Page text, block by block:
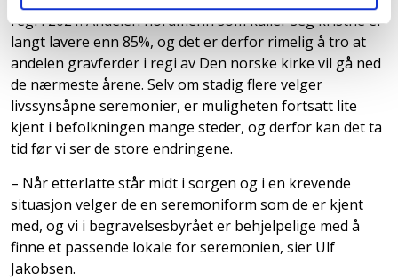
regi i 2021. Andelen nordmenn som kaller seg kristne er
langt lavere enn 85%, og det er derfor rimelig å tro at
andelen gravferder i regi av Den norske kirke vil gå ned
de nærmeste årene. Selv om stadig flere velger
livssynsåpne seremonier, er muligheten fortsatt lite
kjent i befolkningen mange steder, og derfor kan det ta
tid før vi ser de store endringene.
­– Når etterlatte står midt i sorgen og i en krevende
situasjon velger de en seremoniform som de er kjent
med, og vi i begravelsesbyrået er behjelpelige med å
finne et passende lokale for seremonien, sier Ulf
Jakobsen.